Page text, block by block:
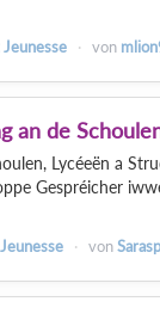
von
an de
Lycéeën a
Gespréicher
von